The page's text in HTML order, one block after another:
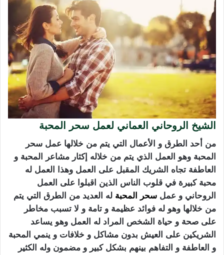
الشيخ الروحاني العماني لعمل سحر المحبة
من أحد الطرق و الأعمال التي يتم من خلالها عمل سحر
المحبة وهو العمل الذي يتم من خلاله إكثار مشاعر المحبة و
العاطفة تجاه الشريك المقبل على العمل وهذا العمل له
محبة كبيرة في قلوب الناس الذين اقبلوا على العمل
الروحاني و عمل سحر المحبة له العديد من الطرق التي يتم
من خلالها وهو له فوائد عظيمة و تامة و لا تسبب مخاطر
على صحة و حياة الشخص المراد له العمل وهو يساعد
الشريكين على العيش بدون مشاكل و خلافات و ينمي المحبة
و العاطفة و التفاهم بينهم بشكل كبير و مضمون وله الكثير